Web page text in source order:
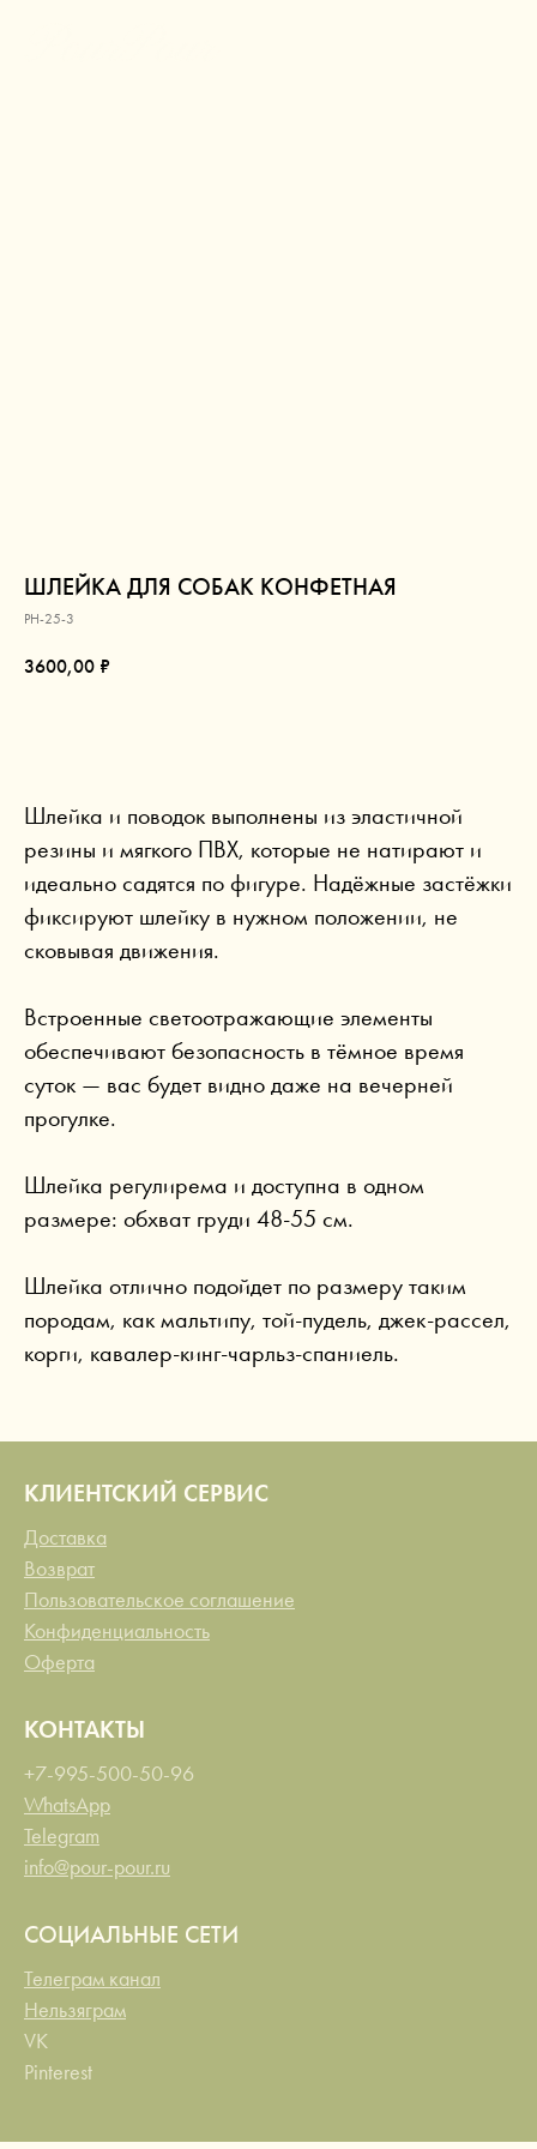
ШЛЕЙКА ДЛЯ СОБАК КОНФЕТНАЯ
PH-25-3
3600,00 ₽
Шлейка и поводок выполнены из эластичной
резины и мягкого ПВХ, которые не натирают и
идеально садятся по фигуре. Надёжные застёжки
фиксируют шлейку в нужном положении, не
сковывая движения.
Встроенные светоотражающие элементы
обеспечивают безопасность в тёмное время
суток — вас будет видно даже на вечерней
прогулке.
Шлейка регулирема и доступна в одном
размере: oбхват груди 48-55 см.
Шлейка отлично подойдет по размеру таким
породам, как мальтипу, той-пудель, джек-рассел,
корги, кавалер-кинг-чарльз-спаниель.
КЛИЕНТСКИЙ СЕРВИС
Доставка
Возврат
Пользовательское соглашение
Конфиденциальность
Оферта
КОНТАКТЫ
+7-995-500-50-96
WhatsApp
Telegram
info@pour-pour.ru
СОЦИАЛЬНЫЕ СЕТИ
Телеграм канал
Нельзяграм
VK
Pinterest